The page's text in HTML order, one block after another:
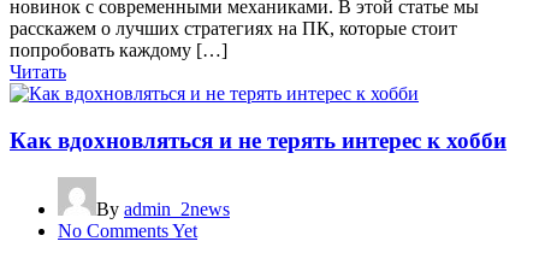
новинок с современными механиками. В этой статье мы
расскажем о лучших стратегиях на ПК, которые стоит
попробовать каждому […]
Читать
Как вдохновляться и не терять интерес к хобби
By admin_2news
No Comments Yet